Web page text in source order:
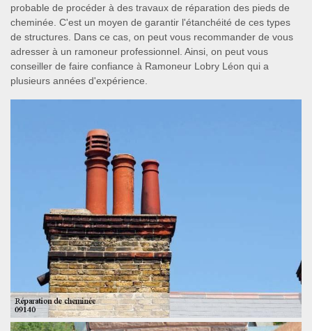
probable de procéder à des travaux de réparation des pieds de
cheminée. C'est un moyen de garantir l'étanchéité de ces types
de structures. Dans ce cas, on peut vous recommander de vous
adresser à un ramoneur professionnel. Ainsi, on peut vous
conseiller de faire confiance à Ramoneur Lobry Léon qui a
plusieurs années d'expérience.